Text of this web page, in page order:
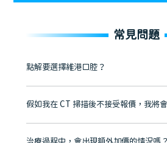
常見問題
點解要選擇維港口腔？
維港口腔踐行「醫道濟世」的大學校訓，各
牌」、「2025香港企業領袖品牌」，是諾貝
至今已服務超過三十個國家和地區的顧客，
市市民極高的口碑評價及信任推薦 珠海、深圳
假如我在 CT 掃描後不接受報價，我將
不會！只要未開始實際服務之前，你不會被收